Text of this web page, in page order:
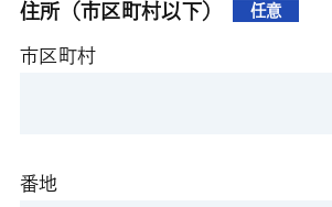
住所（市区町村以下） 任意
市区町村
番地